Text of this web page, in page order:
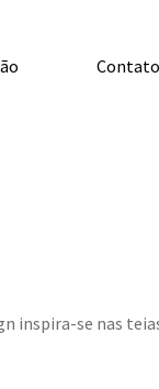
Contato
inspira-se nas